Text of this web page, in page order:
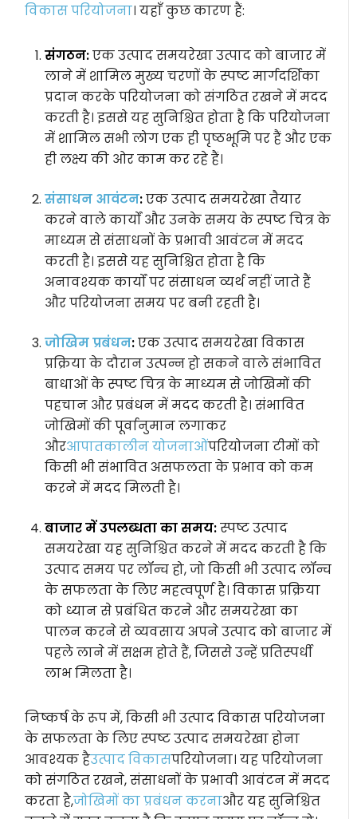
विकास परियोजना। यहाँ कुछ कारण हैं:
संगठन:एक उत्पाद समयरेखा उत्पाद को बाजार में
लाने में शामिल मुख्य चरणों के स्पष्ट मार्गदर्शिका
प्रदान करके परियोजना को संगठित रखने में मदद
करती है। इससे यह सुनिश्चित होता है कि परियोजना
में शामिल सभी लोग एक ही पृष्ठभूमि पर हैं और एक
ही लक्ष्य की ओर काम कर रहे हैं।
संसाधन आवंटन:एक उत्पाद समयरेखा तैयार
करने वाले कार्यों और उनके समय के स्पष्ट चित्र के
माध्यम से संसाधनों के प्रभावी आवंटन में मदद
करती है। इससे यह सुनिश्चित होता है कि
अनावश्यक कार्यों पर संसाधन व्यर्थ नहीं जाते हैं
और परियोजना समय पर बनी रहती है।
जोखिम प्रबंधन:एक उत्पाद समयरेखा विकास
प्रक्रिया के दौरान उत्पन्न हो सकने वाले संभावित
बाधाओं के स्पष्ट चित्र के माध्यम से जोखिमों की
पहचान और प्रबंधन में मदद करती है। संभावित
जोखिमों की पूर्वानुमान लगाकर
औरआपातकालीन योजनाओंपरियोजना टीमों को
किसी भी संभावित असफलता के प्रभाव को कम
करने में मदद मिलती है।
बाजार में उपलब्धता का समय:स्पष्ट उत्पाद
समयरेखा यह सुनिश्चित करने में मदद करती है कि
उत्पाद समय पर लॉन्च हो, जो किसी भी उत्पाद लॉन्च
के सफलता के लिए महत्वपूर्ण है। विकास प्रक्रिया
को ध्यान से प्रबंधित करने और समयरेखा का
पालन करने से व्यवसाय अपने उत्पाद को बाजार में
पहले लाने में सक्षम होते हैं, जिससे उन्हें प्रतिस्पर्धी
लाभ मिलता है।
निष्कर्ष के रूप में, किसी भी उत्पाद विकास परियोजना
के सफलता के लिए स्पष्ट उत्पाद समयरेखा होना
आवश्यक हैउत्पाद विकासपरियोजना। यह परियोजना
को संगठित रखने, संसाधनों के प्रभावी आवंटन में मदद
करता है,जोखिमों का प्रबंधन करनाऔर यह सुनिश्चित